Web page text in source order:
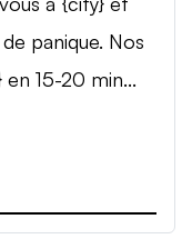
panique. Nos
15-20 min...